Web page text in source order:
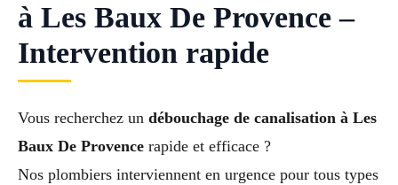
à Les Baux De Provence –
Intervention rapide
Vous recherchez un débouchage de canalisation à Les
Baux De Provence rapide et efficace ?
Nos plombiers interviennent en urgence pour tous types